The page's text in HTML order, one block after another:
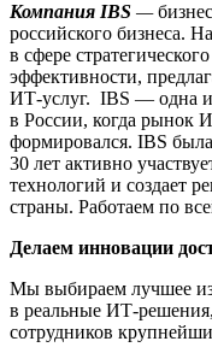
Компания IBS —
российского бизнеса.
в сфере
эффективности,
ИТ-услуг. IBS — одна
в России, когда рынок
формировался. IBS
30 лет активно
технологий и создает
страны. Работаем по
Делаем инновации
Мы выбираем лучшее
в реальные ИТ-
сотрудников